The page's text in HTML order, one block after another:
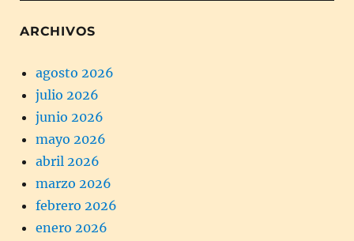
ARCHIVOS
agosto 2026
julio 2026
junio 2026
mayo 2026
abril 2026
marzo 2026
febrero 2026
enero 2026